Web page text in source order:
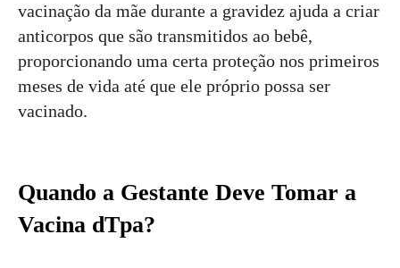
vacinação da mãe durante a gravidez ajuda a criar
anticorpos que são transmitidos ao bebê,
proporcionando uma certa proteção nos primeiros
meses de vida até que ele próprio possa ser
vacinado.
Quando a Gestante Deve Tomar a
Vacina dTpa?